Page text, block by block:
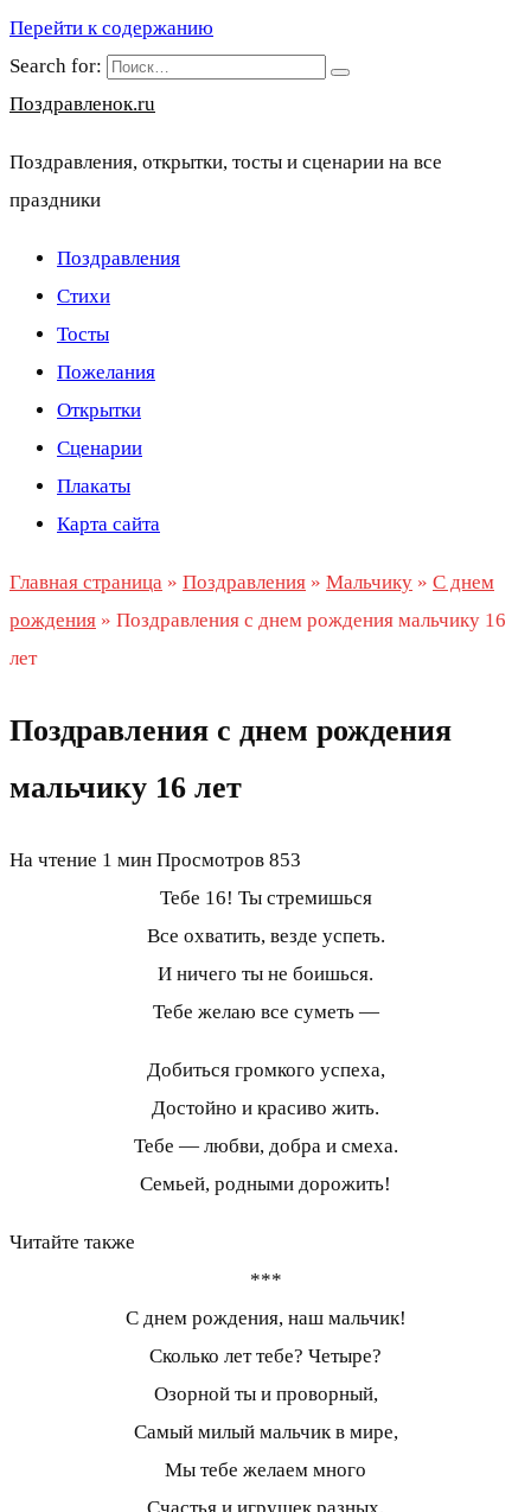
Перейти к содержанию
Search for:
Поздравленок.ru
Поздравления, открытки, тосты и сценарии на все
праздники
Поздравления
Стихи
Тосты
Пожелания
Открытки
Сценарии
Плакаты
Карта сайта
Главная страница » Поздравления » Мальчику » С днем
рождения » Поздравления с днем рождения мальчику 16
лет
Поздравления с днем рождения
мальчику 16 лет
На чтение 1 мин Просмотров 853
Тебе 16! Ты стремишься
Все охватить, везде успеть.
И ничего ты не боишься.
Тебе желаю все суметь —
Добиться громкого успеха,
Достойно и красиво жить.
Тебе — любви, добра и смеха.
Семьей, родными дорожить!
Читайте также
***
С днем рождения, наш мальчик!
Сколько лет тебе? Четыре?
Озорной ты и проворный,
Самый милый мальчик в мире,
Мы тебе желаем много